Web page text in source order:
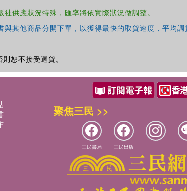
供應狀況特殊，匯率將依實際狀況做調整。
其他商品分開下單，以獲得最快的取貨速度，平均調
恕不接受退貨。
聚焦三民 >>
三民書局 三民出版